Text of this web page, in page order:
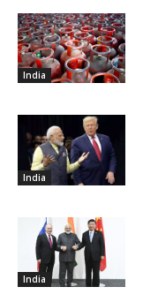
India
India
India